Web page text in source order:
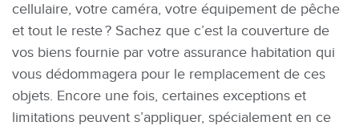
cellulaire, votre caméra, votre équipement de pêche
et tout le reste ? Sachez que c’est la couverture de
vos biens fournie par votre assurance habitation qui
vous dédommagera pour le remplacement de ces
objets. Encore une fois, certaines exceptions et
limitations peuvent s’appliquer, spécialement en ce